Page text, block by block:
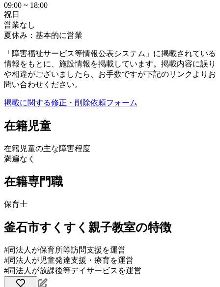
09:00 ~ 18:00
祝日
営業なし
夏休み：基本的に営業
「障害福祉サービス等情報公表システム」に掲載されている
情報をもとに、施設情報を掲載しています。掲載内容に誤り
や相違がございましたら、お手数ですが下記のリンクよりお
問い合わせください。
掲載に関する修正・削除依頼フォーム
在籍児童
在籍児童の主な障害程度
満遍なく
在籍専門職
保育士
釜石市すくすく親子教室の特徴
#同法人が保育所等訪問支援を運営
#同法人が児童発達支援・療育を運営
#同法人が放課後等デイサービスを運営